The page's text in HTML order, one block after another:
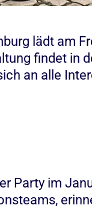
lädt am
findet in
an alle
Party im